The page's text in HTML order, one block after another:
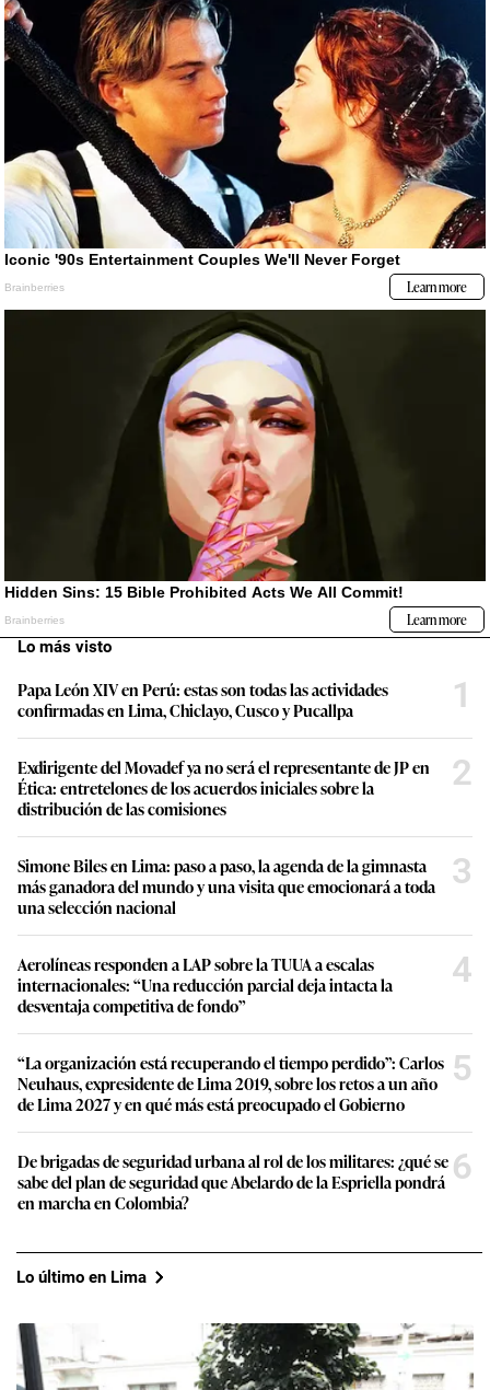
Lo más visto
Papa León XIV en Perú: estas son todas las actividades
confirmadas en Lima, Chiclayo, Cusco y Pucallpa
1
Exdirigente del Movadef ya no será el representante de JP en
Ética: entretelones de los acuerdos iniciales sobre la
distribución de las comisiones
2
Simone Biles en Lima: paso a paso, la agenda de la gimnasta
más ganadora del mundo y una visita que emocionará a toda
una selección nacional
3
Aerolíneas responden a LAP sobre la TUUA a escalas
internacionales: “Una reducción parcial deja intacta la
desventaja competitiva de fondo”
4
“La organización está recuperando el tiempo perdido”: Carlos
Neuhaus, expresidente de Lima 2019, sobre los retos a un año
de Lima 2027 y en qué más está preocupado el Gobierno
5
De brigadas de seguridad urbana al rol de los militares: ¿qué se
sabe del plan de seguridad que Abelardo de la Espriella pondrá
en marcha en Colombia?
6
Lo último en Lima